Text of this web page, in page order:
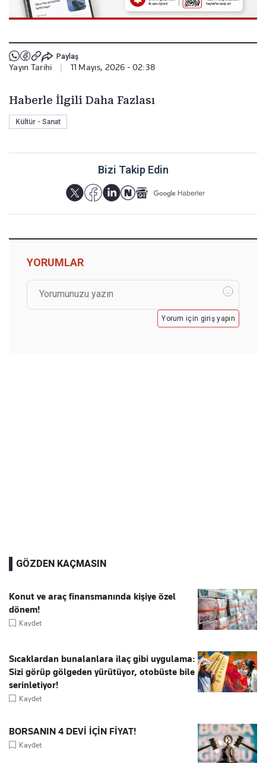
Paylaş
Yayın Tarihi 11 Mayıs, 2026 - 02:38
Haberle İlgili Daha Fazlası
Kültür - Sanat
Bizi Takip Edin
YORUMLAR
Yorum için giriş yapın
GÖZDEN KAÇMASIN
Konut ve araç finansmanında kişiye özel
dönem!
Kaydet
Sıcaklardan bunalanlara ilaç gibi uygulama:
Sizi görüp gölgeden yürütüyor, otobüste bile
serinletiyor!
Kaydet
BORSANIN 4 DEVİ İÇİN FİYAT!
Kaydet